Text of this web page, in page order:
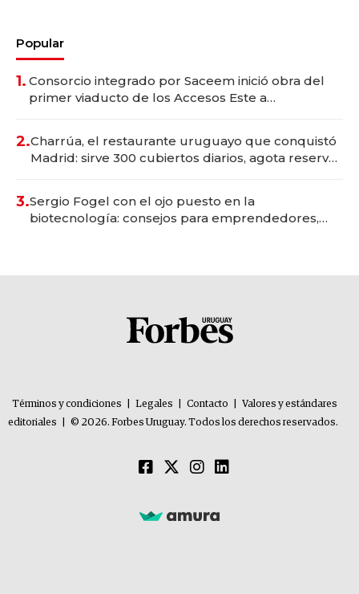
Popular
1. Consorcio integrado por Saceem inició obra del
primer viaducto de los Accesos Este a
2.Charrúa, el restaurante uruguayo que conquistó
Madrid: sirve 300 cubiertos diarios, agota reservas
3.Sergio Fogel con el ojo puesto en la
biotecnología: consejos para emprendedores,
Términos y condiciones Legales Contacto
Valores y estándares
editoriales
© 2026. Forbes Uruguay. Todos los derechos reservados.